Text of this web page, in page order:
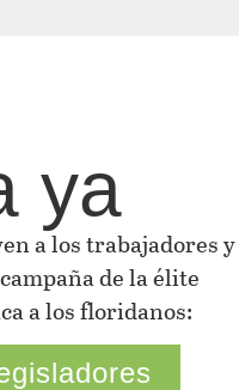
ya
a los trabajadores y
de la élite
a los floridanos: